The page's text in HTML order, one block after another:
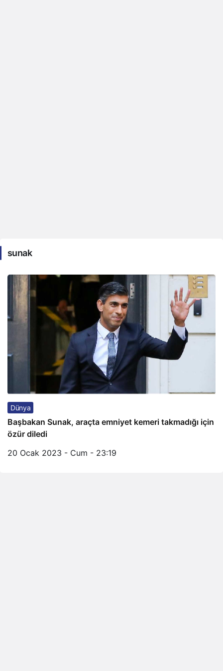
sunak
Dünya
Başbakan Sunak, araçta emniyet kemeri takmadığı için
özür diledi
20 Ocak 2023 - Cum - 23:19